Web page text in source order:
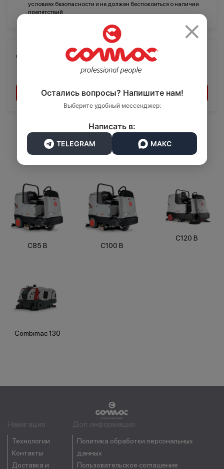
Документация
Запросить информацию
условиях безопасности и не должен беспокоиться о наличии
препятствий
Датчик для предотвращения
столкновений доступно для
C85 B C100 B
C120 B
Combimac 130
Навигация
Технологии
Контакты
Доставка и
Доп. информация
Политика обработки персональных
данных
Пользовательское соглашение
Транспорт
×
Остались вопросы? Напишите нам!
Выберите удобный мессенджер:
Написать в:
TELEGRAM МАКС